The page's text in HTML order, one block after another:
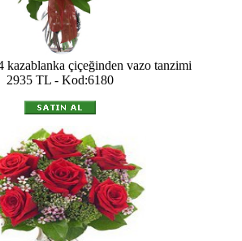
kazablanka çiçeğinden vazo tanzimi
2935 TL - Kod:6180